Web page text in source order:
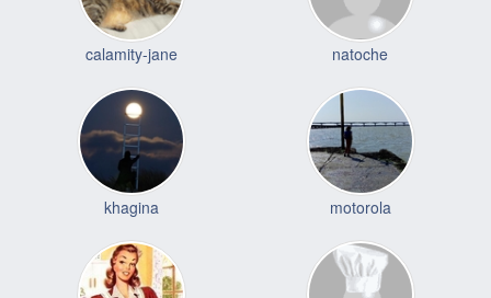
calamity-jane natoche
khagina motorola